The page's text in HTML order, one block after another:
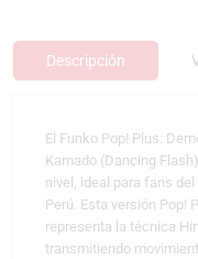
Descripción
El Funko Pop! Plus:
Kamado (Dancing
nivel, ideal para fans
Perú. Esta versión Pop!
representa la técnica
transmitiendo